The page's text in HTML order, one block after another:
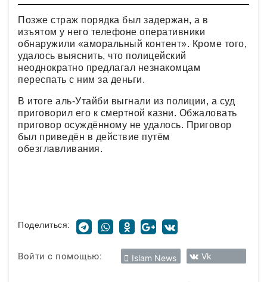
Позже страж порядка был задержан, а в
изъятом у него телефоне оперативники
обнаружили «аморальный контент». Кроме того,
удалось выяснить, что полицейский
неоднократно предлагал незнакомцам
переспать с ним за деньги.
В итоге аль-Утайби выгнали из полиции, а суд
приговорил его к смертной казни. Обжаловать
приговор осуждённому не удалось. Приговор
был приведён в действие путём
обезглавливания.
Поделиться:
Войти с помощью: Islam News Vk